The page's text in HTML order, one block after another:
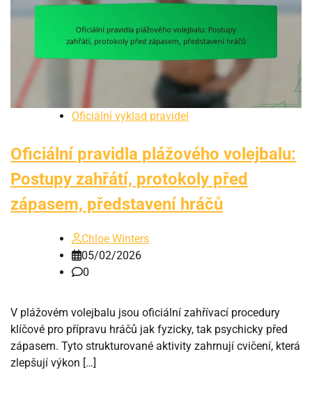
Oficiální výklad pravidel
Oficiální pravidla plážového volejbalu:
Postupy zahřátí, protokoly před
zápasem, představení hráčů
Chloe Winters
05/02/2026
0
V plážovém volejbalu jsou oficiální zahřívací procedury
klíčové pro přípravu hráčů jak fyzicky, tak psychicky před
zápasem. Tyto strukturované aktivity zahrnují cvičení, která
zlepšují výkon […]